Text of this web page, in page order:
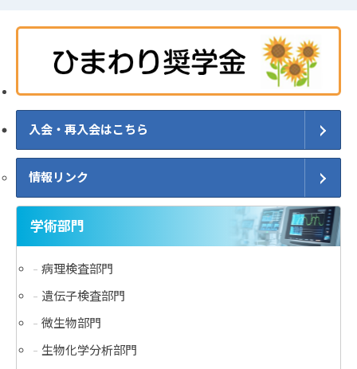
入会・再入会はこちら
情報リンク
学術部門
病理検査部門
遺伝子検査部門
微生物部門
生物化学分析部門